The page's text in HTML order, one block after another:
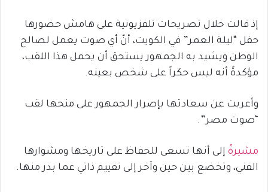
إذ قالت خلال تصريحات تلفزيونية على هامش حضورها
حفل “ليلة العمر” في الكويت، أنّ أي صوت يعمل لصالح
الوطن ويشيد به الجمهور يستحق أن يحمل هذا اللقب،
مؤكدةً أنه ليس حكراً على شخص بعينه.
وأعربت عن سعادتها بإصرار الجمهور على منحها لقب
“صوت مصر”.
مشيرةً إلى أنها تسعى للحفاظ على تاريخها ومشوارها
الفني، وتخضع بين حين وآخر إلى تقييم ذاتي عما بدر منها.